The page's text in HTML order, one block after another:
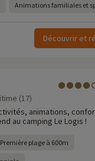
Animations familiales et
Découvrir et
(17)
animations,
au camping Le Logis !
Première plage à 600m